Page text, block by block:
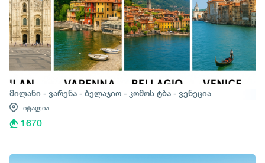
მილანი - ვარენა - ბელაჯიო - კომოს ტბა - ვენეცია
იტალია
1670